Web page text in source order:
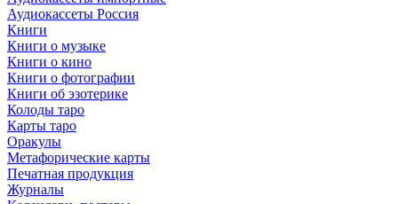
Аудиокассеты Россия
Книги
Книги о музыке
Книги о кино
Книги о фотографии
Книги об эзотерике
Колоды таро
Карты таро
Оракулы
Метафорические карты
Печатная продукция
Журналы